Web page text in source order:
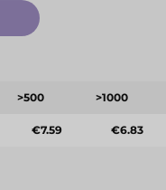
>500 >1000
€7.59 €6.83